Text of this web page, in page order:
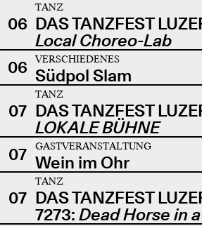
06
TANZ
DAS TANZFEST
Local Choreo-Lab
06
VERSCHIEDENES
Südpol Slam
07
TANZ
DAS TANZFEST
LOKALE BÜHNE
07
GASTVERANSTALTUNG
Wein im Ohr
07
TANZ
DAS TANZFEST
7273: Dead Horse in